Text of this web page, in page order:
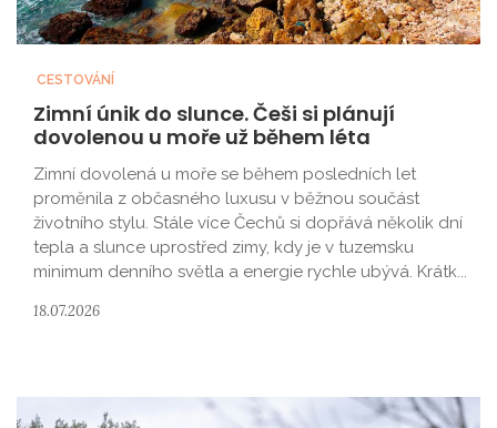
CESTOVÁNÍ
Zimní únik do slunce. Češi si plánují
dovolenou u moře už během léta
Zimní dovolená u moře se během posledních let
proměnila z občasného luxusu v běžnou součást
životního stylu. Stále více Čechů si dopřává několik dní
tepla a slunce uprostřed zimy, kdy je v tuzemsku
minimum denního světla a energie rychle ubývá. Krátk...
18.07.2026